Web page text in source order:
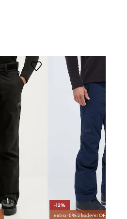
-12%
extra -5% z kodem: OFF*